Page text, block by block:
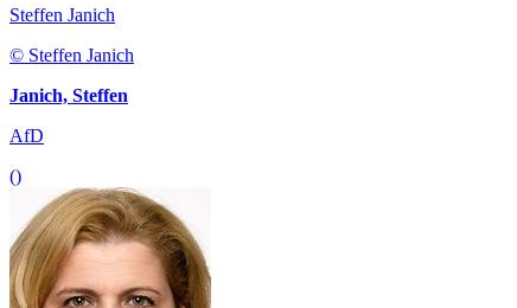
Steffen Janich
© Steffen Janich
Janich, Steffen
AfD
()